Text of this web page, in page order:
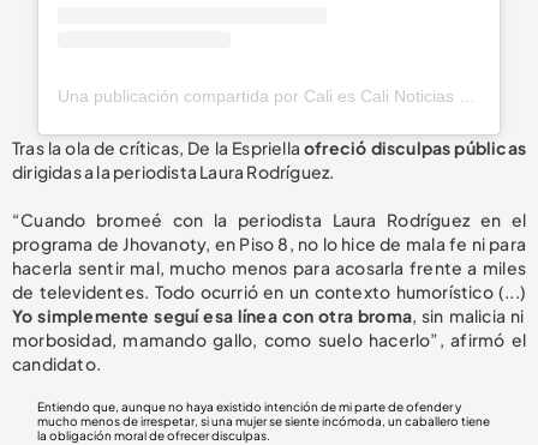
Una publicación compartida por Cali es Cali Noticias (@caliescalinoticias)
Tras la ola de críticas, De la Espriellaofreció disculpas públicas
dirigidas a la periodista Laura Rodríguez.
“Cuando bromeé con la periodista Laura Rodríguez en el
programa de Jhovanoty, en Piso 8, no lo hice de mala fe ni para
hacerla sentir mal, mucho menos para acosarla frente a miles
de televidentes. Todo ocurrió en un contexto humorístico (...)
Yo simplemente seguí esa línea con otra broma, sin malicia ni
morbosidad, mamando gallo, como suelo hacerlo”, afirmó el
candidato.
Entiendo que, aunque no haya existido intención de mi parte de ofender y
mucho menos de irrespetar, si una mujer se siente incómoda, un caballero tiene
la obligación moral de ofrecer disculpas.